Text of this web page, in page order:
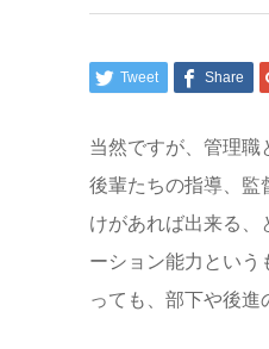
Tweet Share
当然ですが、管理職
後輩たちの指導、監
けがあれば出来る、
ーション能力という
っても、部下や後進